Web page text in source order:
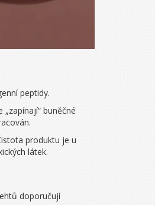
peptidy.
buněčné
produktu je u
látek.
doporučují